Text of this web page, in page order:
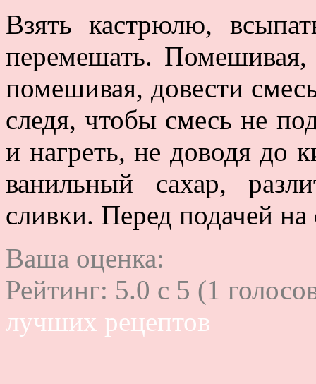
Взять кастрюлю,
перемешать.
помешивая, довести
следя, чтобы смесь не
и нагреть, не доводя до
ванильный сахар,
сливки. Перед подачей
Ваша оценка:
Рейтинг: 5.0 c 5 (1
лучших рецептов